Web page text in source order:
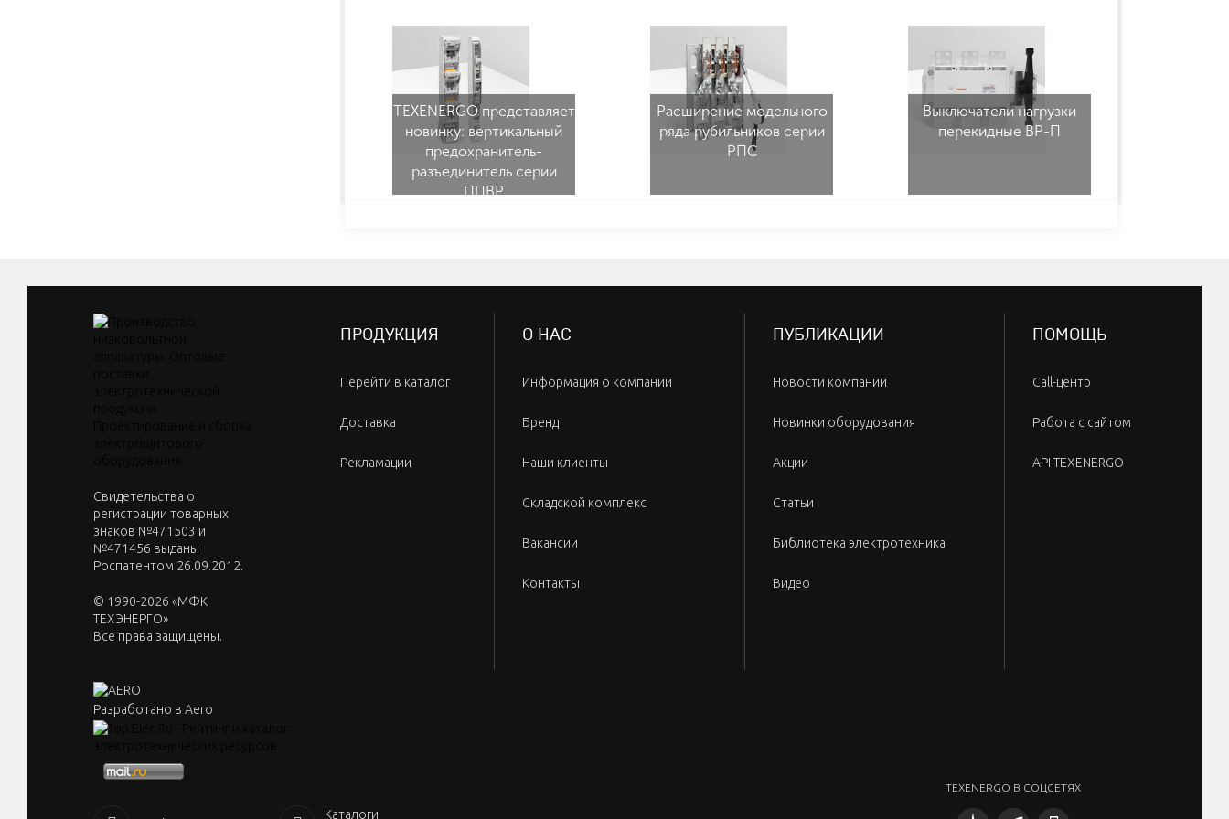
TEXENERGO представляет
новинку: вертикальный
предохранитель-
разъединитель серии
ППВР
Расширение модельного
ряда рубильников серии
РПС
Выключатели нагрузки
перекидные ВР-П
Cвидетельства о
регистрации товарных
знаков №471503 и
№471456 выданы
Роспатентом 26.09.2012.
© 1990-2026 «МФК
ТЕХЭНЕРГО»
Все права защищены.
Разработано в Aero
ПРОДУКЦИЯ
Перейти в каталог
Доставка
Рекламации
О НАС
Информация о компании
Бренд
Наши клиенты
Складской комплекс
Вакансии
Контакты
ПУБЛИКАЦИИ
Новости компании
Новинки оборудования
Акции
Статьи
Библиотека электротехника
Видео
ПОМОЩЬ
Call-центр
Работа с сайтом
API TEXENERGO
TEXENERGO В СОЦСЕТЯХ
Каталоги